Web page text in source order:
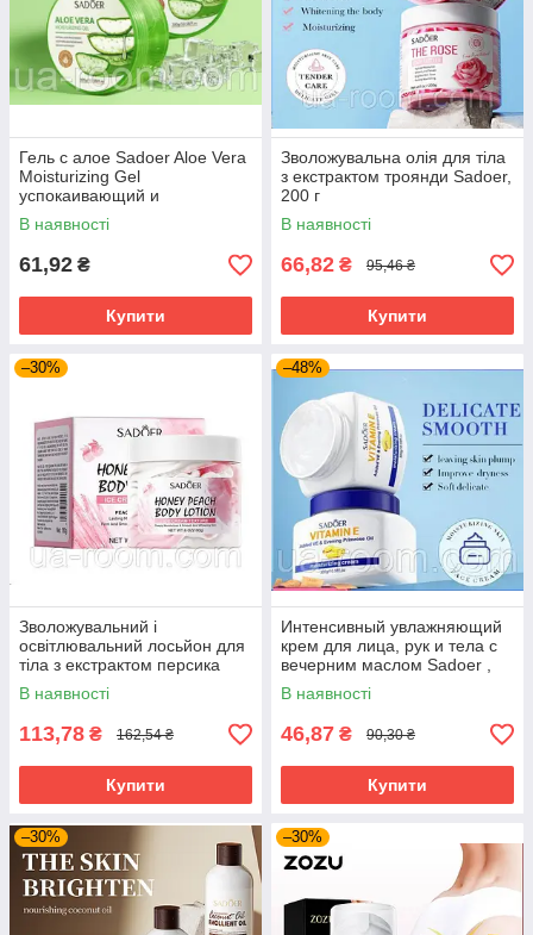
Гель с алое Sadoer Aloe Vera
Moisturizing Gel
успокаивающий и
увлажняющий, 300 г.
В наявності
61,92 ₴
Купити
Зволожувальна олія для тіла
з екстрактом троянди Sadoer,
200 г
В наявності
66,82 ₴ 95,46 ₴
Купити
–30%
Зволожувальний і
освітлювальний лосьйон для
тіла з екстрактом персика
Sadoer, 180 г
В наявності
113,78 ₴ 162,54 ₴
Купити
–48%
Интенсивный увлажняющий
крем для лица, рук и тела с
вечерним маслом Sadoer ,
300 г.
В наявності
46,87 ₴ 90,30 ₴
Купити
–30% –30%